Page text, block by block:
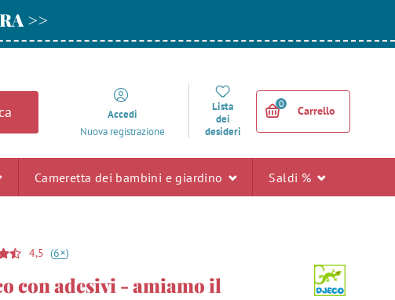
>>
Accedi
Nuova registrazione
Lista
dei
desideri
0
Carrello
Cameretta dei bambini e giardino Saldi %
4,5 (6+)
con adesivi - amiamo il